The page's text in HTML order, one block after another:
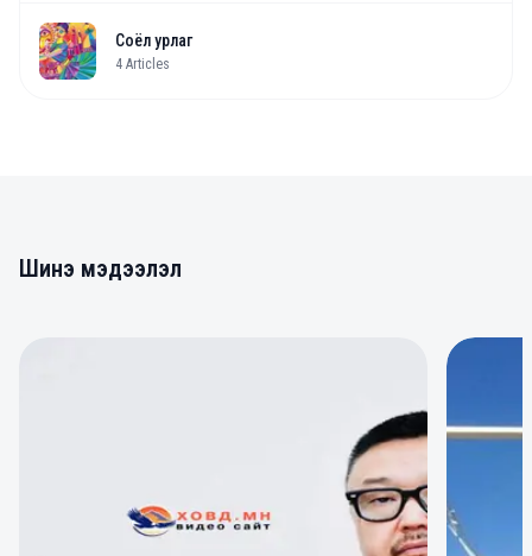
Соёл урлаг
4 Articles
Шинэ мэдээлэл